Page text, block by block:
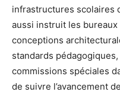
infrastructures scolaires
aussi instruit les bureaux
conceptions
standards
commissions spéciales
de suivre l’avancement